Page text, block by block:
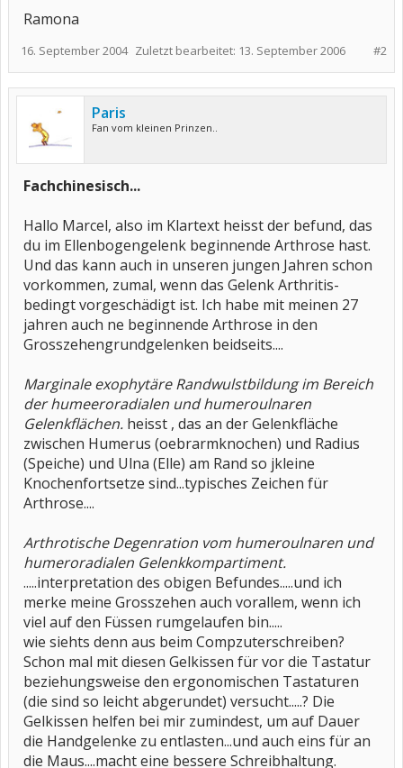
Ramona
#2
16. September 2004 Zuletzt bearbeitet: 13. September 2006
Paris
Fan vom kleinen Prinzen..
Fachchinesisch...
Hallo Marcel, also im Klartext heisst der befund, das
du im Ellenbogengelenk beginnende Arthrose hast.
Und das kann auch in unseren jungen Jahren schon
vorkommen, zumal, wenn das Gelenk Arthritis-
bedingt vorgeschädigt ist. Ich habe mit meinen 27
jahren auch ne beginnende Arthrose in den
Grosszehengrundgelenken beidseits....
Marginale exophytäre Randwulstbildung im Bereich
der humeeroradialen und humeroulnaren
Gelenkflächen. heisst , das an der Gelenkfläche
zwischen Humerus (oebrarmknochen) und Radius
(Speiche) und Ulna (Elle) am Rand so jkleine
Knochenfortsetze sind...typisches Zeichen für
Arthrose....
Arthrotische Degenration vom humeroulnaren und
humeroradialen Gelenkkompartiment.
.....interpretation des obigen Befundes.....und ich
merke meine Grosszehen auch vorallem, wenn ich
viel auf den Füssen rumgelaufen bin.....
wie siehts denn aus beim Compzuterschreiben?
Schon mal mit diesen Gelkissen für vor die Tastatur
beziehungsweise den ergonomischen Tastaturen
(die sind so leicht abgerundet) versucht.....? Die
Gelkissen helfen bei mir zumindest, um auf Dauer
die Handgelenke zu entlasten...und auch eins für an
die Maus....macht eine bessere Schreibhaltung.